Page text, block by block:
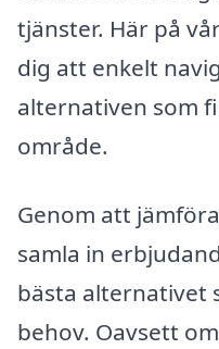
tjänster. Här på
dig att enkelt
alternativen som
område.
Genom att
samla in
bästa alternativet
behov. Oavsett